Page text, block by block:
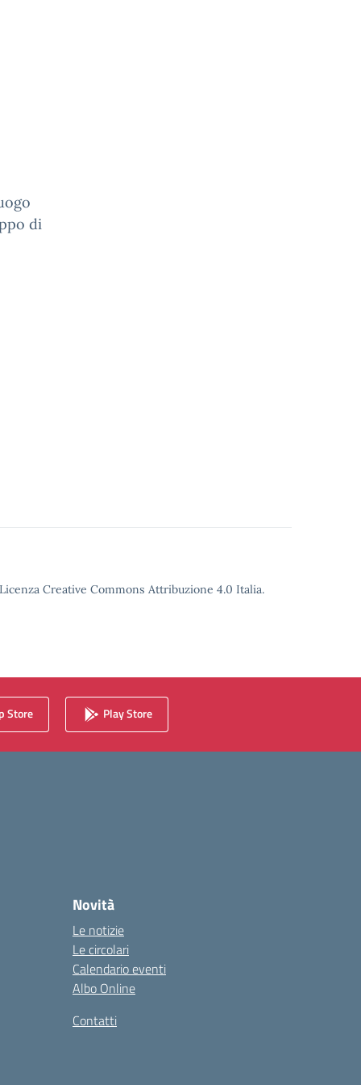
di
Creative Commons Attribuzione 4.0 Italia.
Store Play Store
Novità
Le notizie
Le circolari
Calendario eventi
Albo Online
Contatti